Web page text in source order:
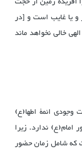
و یا غایب است و [در
خالی نخواهد ماند
وجودی ائمۀ اطها(ع)
ندارد. زیرا
که شامل زمان حضور